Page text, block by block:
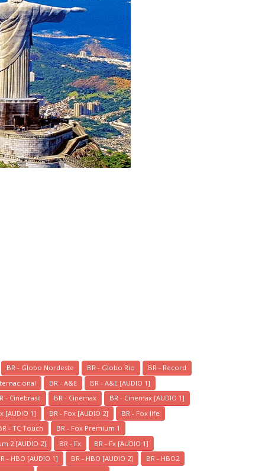
BR - Globo Nordeste BR - Globo Rio
BR - Record
BR - A&E
BR - A&E [AUDIO 1]
- Cinebrasil
BR - Cinemax
BR - Cinemax [AUDIO 1]
[AUDIO 1]
BR - Fox [AUDIO 2]
BR - Fox life
- TC Touch
BR - Fox Premium 1
2 [AUDIO 2]
BR - Fx
BR - Fx [AUDIO 1]
- HBO [AUDIO 1]
BR - HBO [AUDIO 2]
BR - HBO2
nous somme en ligne si vous
avez besoin d'aide contacter
👋Bonjour, comment vous
aide?